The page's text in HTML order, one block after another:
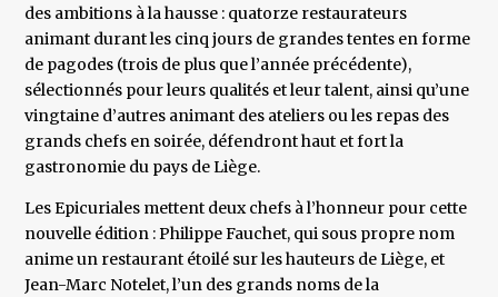
des ambitions à la hausse : quatorze restaurateurs
animant durant les cinq jours de grandes tentes en forme
de pagodes (trois de plus que l’année précédente),
sélectionnés pour leurs qualités et leur talent, ainsi qu’une
vingtaine d’autres animant des ateliers ou les repas des
grands chefs en soirée, défendront haut et fort la
gastronomie du pays de Liège.
Les Epicuriales mettent deux chefs à l’honneur pour cette
nouvelle édition : Philippe Fauchet, qui sous propre nom
anime un restaurant étoilé sur les hauteurs de Liège, et
Jean-Marc Notelet, l’un des grands noms de la